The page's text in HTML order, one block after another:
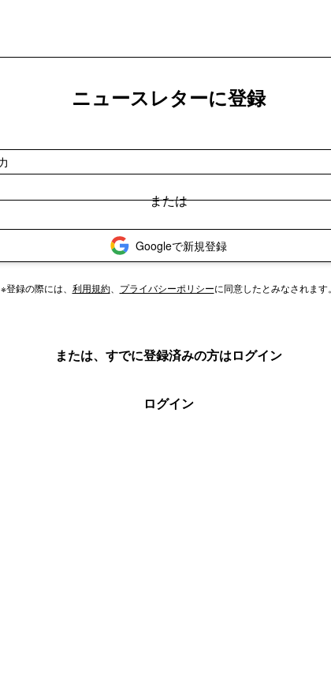
ニュースレターに登録
Googleで新規登録
※登録の際には、 利用規約、 プライバシーポリシーに同意したとみなされます。
または、すでに登録済みの方はログイン
ログイン